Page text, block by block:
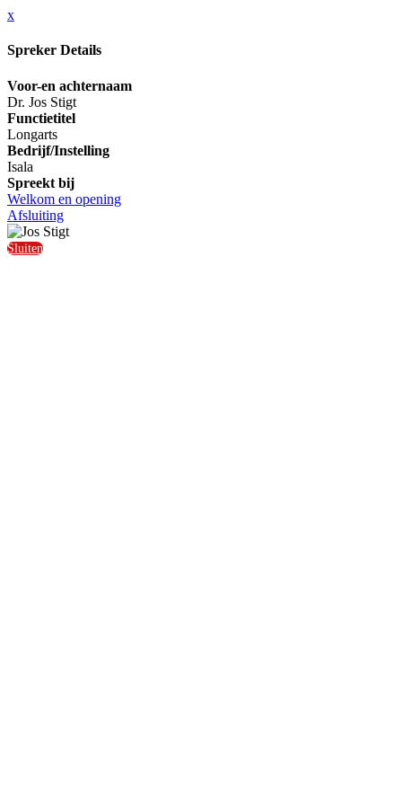
x
Spreker Details
Voor-en achternaam
Dr. Jos Stigt
Functietitel
Longarts
Bedrijf/Instelling
Isala
Spreekt bij
Welkom en opening
Afsluiting
Sluiten